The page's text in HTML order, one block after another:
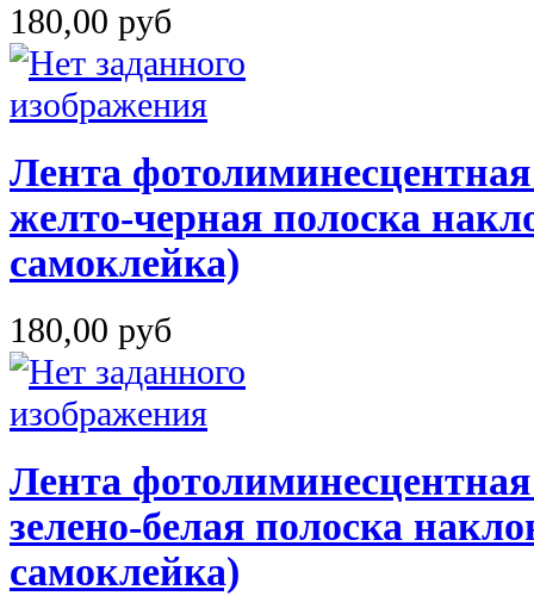
180,00 руб
Лента
желто-черная полоска
самоклейка)
180,00 руб
Лента
зелено-белая полоска
самоклейка)